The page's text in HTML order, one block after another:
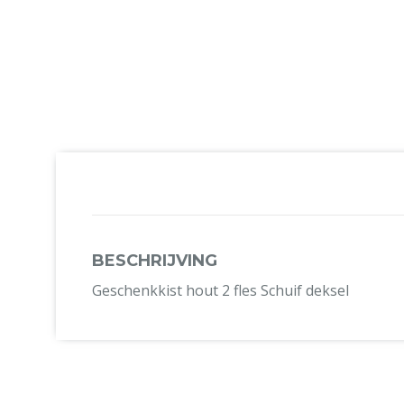
BESCHRIJVING
Geschenkkist hout 2 fles Schuif deksel